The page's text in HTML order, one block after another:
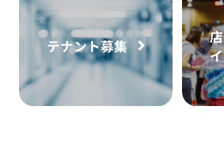
テナント募集